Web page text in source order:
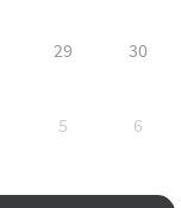
29 30
5 6